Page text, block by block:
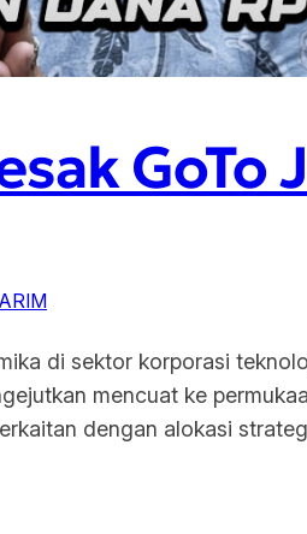
GoTo
di sektor korporasi
mencuat ke
dengan alokasi